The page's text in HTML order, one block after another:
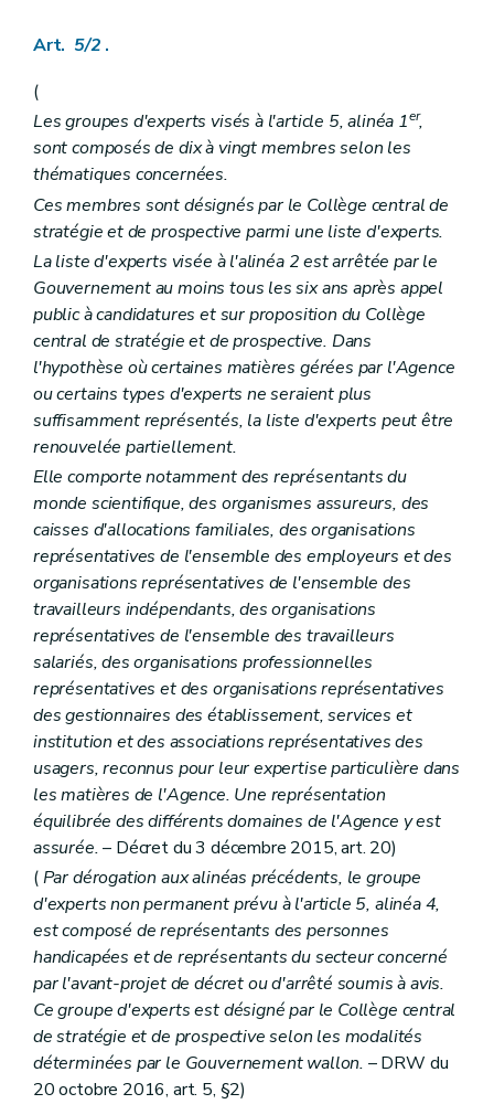
Art. 287
Art. 288
Art. 289
Section...
Art. 290 à 302
Section...
(...)
Art. 303 à 307
Section...
(...)
Art. 308 à 314
ChapitreIII
Surveillance
Art. 315
Art. 316
Art. 317
Art. 318
Art. 319
Art. 320
ChapitreIV
Associations de personnes handicapées
Art. 321
Art. 322
Titre II Dispositifs spécifiques
Chapitre I er
Législations sociales
Art. 323
Art. 324
Chapitre II Contentieux
Art. 325
Art. 326
Chapitre III Accessibilité aux personnes handicapées accompagnées de chiens d'assistance des établissements et installations destinées au public
Section 1re
Définitions
Art. 327
Section 2
Conditions d'accès
Art. 328
Art. 329
Art. 330
Section 3 Contrôle et surveillance
Art. 331
Art. 332
Art. 333
Livre V Aide aux aînés
Titre 1er
Dispositif d'hébergement et d'accueil des aînés
Chapitre Ier
Définitions
Art. 334
Chapitre II Informations sur l'établissement
Art. 335
Art. 336
Chapitre III Bien-être des résidents
Art. 337
Art. 338
Art. 5/2 .
(
Les groupes d'experts visés à l'article 5, alinéa 1er,
sont composés de dix à vingt membres selon les
thématiques concernées.
Ces membres sont désignés par le Collège central de
stratégie et de prospective parmi une liste d'experts.
La liste d'experts visée à l'alinéa 2 est arrêtée par le
Gouvernement au moins tous les six ans après appel
public à candidatures et sur proposition du Collège
central de stratégie et de prospective. Dans
l'hypothèse où certaines matières gérées par l'Agence
ou certains types d'experts ne seraient plus
suffisamment représentés, la liste d'experts peut être
renouvelée partiellement.
Elle comporte notamment des représentants du
monde scientifique, des organismes assureurs, des
caisses d'allocations familiales, des organisations
représentatives de l'ensemble des employeurs et des
organisations représentatives de l'ensemble des
travailleurs indépendants, des organisations
représentatives de l'ensemble des travailleurs
salariés, des organisations professionnelles
représentatives et des organisations représentatives
des gestionnaires des établissement, services et
institution et des associations représentatives des
usagers, reconnus pour leur expertise particulière dans
les matières de l'Agence. Une représentation
équilibrée des différents domaines de l'Agence y est
assurée.– Décret du 3 décembre 2015, art. 20)
(Par dérogation aux alinéas précédents, le groupe
d'experts non permanent prévu à l'article 5, alinéa 4,
est composé de représentants des personnes
handicapées et de représentants du secteur concerné
par l'avant-projet de décret ou d'arrêté soumis à avis.
Ce groupe d'experts est désigné par le Collège central
de stratégie et de prospective selon les modalités
déterminées par le Gouvernement wallon. – DRW du
20 octobre 2016, art. 5, §2)